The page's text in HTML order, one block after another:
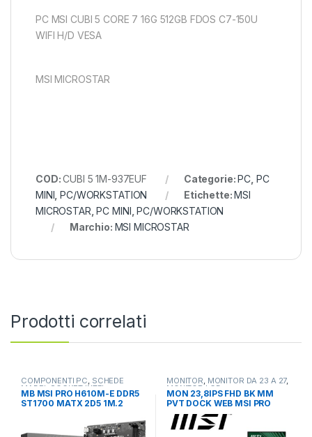
PC MSI CUBI 5 CORE 7 16G 512GB FDOS C7-150U
WIFI H/D VESA
MSI MICROSTAR
COD:CUBI 5 1M-937EUF Categorie:PC PC
MINI ,PC/WORKSTATION Etichette:MSI
MICROSTAR ,PC MINI ,PC/WORKSTATION
Marchio: MSI MICROSTAR
Prodotti correlati
COMPONENTI PC, SCHEDE
MADRI,SOCKET INTEL
MB MSI PRO H610M-E DDR5
ST1700 MATX 2D5 1M.2
MONITOR, MONITOR DA 23 A 27,
MONITOR LCD
MON 23,8IPS FHD BK MM
PVT DOCK WEB MSI PRO
MP242PMG 1MS 120HZ
WEBCAM